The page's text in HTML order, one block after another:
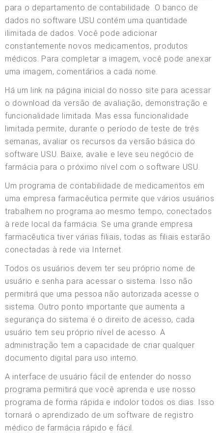
para o departamento de contabilidade. O banco de
dados no software USU contém uma quantidade
ilimitada de dados. Você pode adicionar
constantemente novos medicamentos, produtos
médicos. Para completar a imagem, você pode anexar
uma imagem, comentários a cada nome.
Há um link na página inicial do nosso site para acessar
o download da versão de avaliação, demonstração e
funcionalidade limitada. Mas essa funcionalidade
limitada permite, durante o período de teste de três
semanas, avaliar os recursos da versão básica do
software USU. Baixe, avalie e leve seu negócio de
farmácia para o próximo nível com o software USU.
Um programa de contabilidade de medicamentos em
uma empresa farmacêutica permite que vários usuários
trabalhem no programa ao mesmo tempo, conectados
à rede local da farmácia. Se uma grande empresa
farmacêutica tiver várias filiais, todas as filiais estarão
conectadas à rede via Internet.
Todos os usuários devem ter seu próprio nome de
usuário e senha para acessar o sistema. Isso não
permitirá que uma pessoa não autorizada acesse o
sistema. Outro ponto importante que aumenta a
segurança do sistema é o direito de acesso, cada
usuário tem seu próprio nível de acesso. A
administração tem a capacidade de criar qualquer
documento digital para uso interno.
A interface de usuário fácil de entender do nosso
programa permitirá que você aprenda e use nosso
programa de forma rápida e indolor todos os dias. Isso
tornará o aprendizado de um software de registro
médico de farmácia rápido e fácil.